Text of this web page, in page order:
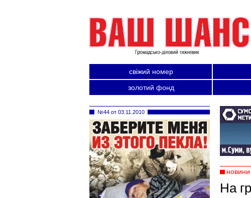
свіжий номер
золотий фонд
новини
На
№44 от 03.11.2010